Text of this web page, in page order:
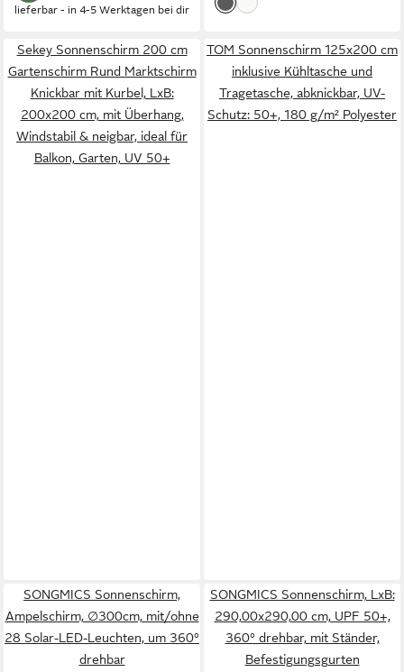
lieferbar - in 4-5 Werktagen bei dir
Sekey Sonnenschirm 200 cm
Gartenschirm Rund Marktschirm
Knickbar mit Kurbel, LxB:
200x200 cm, mit Überhang,
Windstabil & neigbar, ideal für
Balkon, Garten, UV 50+
TOM Sonnenschirm 125x200 cm
inklusive Kühltasche und
Tragetasche, abknickbar, UV-
Schutz: 50+, 180 g/m² Polyester
SONGMICS Sonnenschirm,
Ampelschirm, ∅300cm, mit/ohne
28 Solar-LED-Leuchten, um 360°
drehbar
SONGMICS Sonnenschirm, LxB:
290,00x290,00 cm, UPF 50+,
360° drehbar, mit Ständer,
Befestigungsgurten